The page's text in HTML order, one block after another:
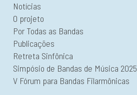
Notícias
O projeto
Por Todas as Bandas
Publicações
Retreta Sinfônica
Simpósio de Bandas de Música 2025
V Fórum para Bandas Filarmônicas